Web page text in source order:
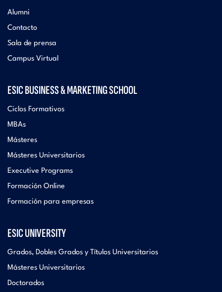
Alumni
Contacto
Sala de prensa
Campus Virtual
ESIC BUSINESS & MARKETING SCHOOL
Ciclos Formativos
MBAs
Másteres
Másteres Universitarios
Executive Programs
Formación Online
Formación para empresas
ESIC UNIVERSITY
Grados, Dobles Grados y Títulos Universitarios
Másteres Universitarios
Doctorados